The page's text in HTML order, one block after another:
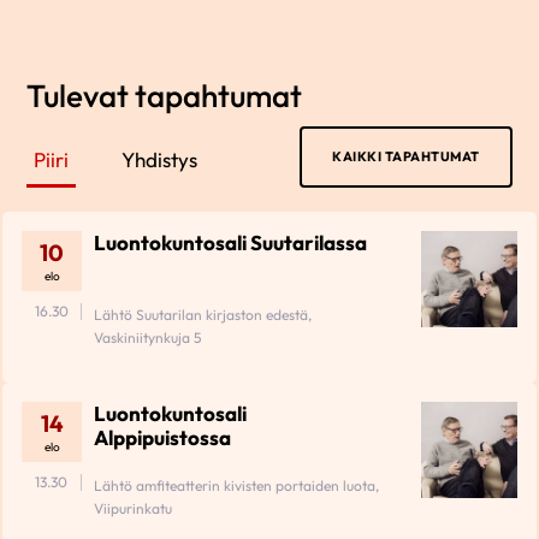
Tulevat tapahtumat
Piiri Yhdistys KAIKKI TAPAHTUMAT
10
elo
Luontokuntosali Suutarilassa
16.30
Lähtö Suutarilan kirjaston edestä,
Vaskiniitynkuja 5
14
elo
Luontokuntosali
Alppipuistossa
13.30
Lähtö amfiteatterin kivisten portaiden luota,
Viipurinkatu